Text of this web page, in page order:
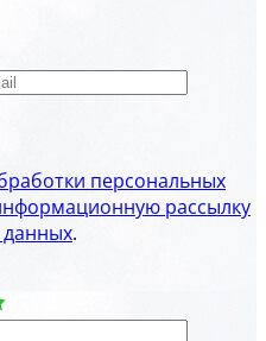
персональных
рассылку
данных.